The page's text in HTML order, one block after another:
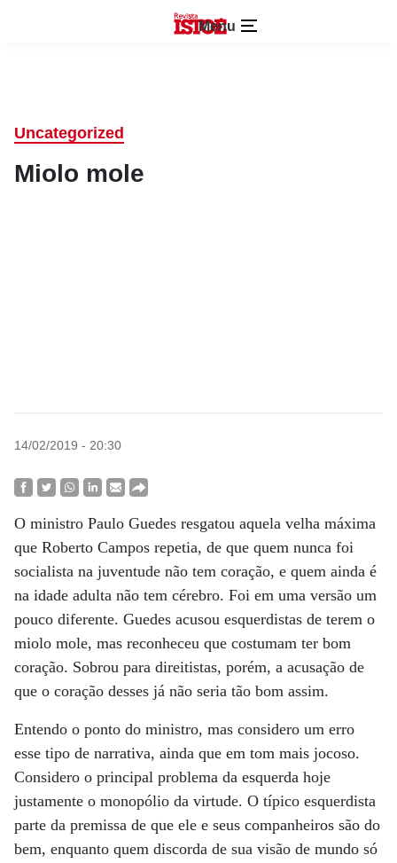
Menu
Uncategorized
Miolo mole
14/02/2019 - 20:30
O ministro Paulo Guedes resgatou aquela velha máxima
que Roberto Campos repetia, de que quem nunca foi
socialista na juventude não tem coração, e quem ainda é
na idade adulta não tem cérebro. Foi em uma versão um
pouco diferente. Guedes acusou esquerdistas de terem o
miolo mole, mas reconheceu que costumam ter bom
coração. Sobrou para direitistas, porém, a acusação de
que o coração desses já não seria tão bom assim.
Entendo o ponto do ministro, mas considero um erro
esse tipo de narrativa, ainda que em tom mais jocoso.
Considero o principal problema da esquerda hoje
justamente o monopólio da virtude. O típico esquerdista
parte da premissa de que ele e seus companheiros são do
bem, enquanto quem discorda de sua visão de mundo só